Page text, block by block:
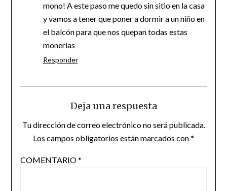
mono! A este paso me quedo sin sitio en la casa
y vamos a tener que poner a dormir a un niño en
el balcón para que nos quepan todas estas
monerias
Responder
Deja una respuesta
Tu dirección de correo electrónico no será publicada.
Los campos obligatorios están marcados con*
COMENTARIO*